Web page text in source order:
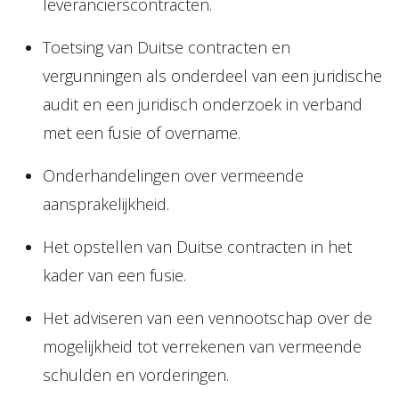
leverancierscontracten.
Toetsing van Duitse contracten en
vergunningen als onderdeel van een juridische
audit en een juridisch onderzoek in verband
met een fusie of overname.
Onderhandelingen over vermeende
aansprakelijkheid.
Het opstellen van Duitse contracten in het
kader van een fusie.
Het adviseren van een vennootschap over de
mogelijkheid tot verrekenen van vermeende
schulden en vorderingen.